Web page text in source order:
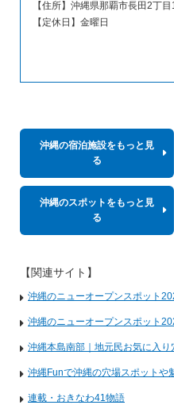
【住所】沖縄県那覇市長田2丁
【定休日】金曜日
沖縄の宿泊施設をもっと見
る
沖縄のスポットをもっと見
る
【関連サイト】
沖縄のニューオープンスポット
沖縄のニューオープンスポット
沖縄本島南部｜地元民お気に入
沖縄Funで沖縄の穴場スポットや
連載・おきなわ41物語